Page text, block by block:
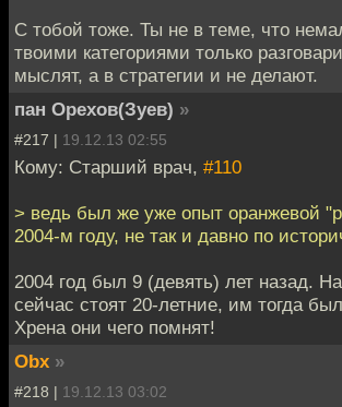
С тобой тоже. Ты не в теме, что
твоими категориями только
мыслят, а в стратегии и не делают.
пан Орехов(Зуев) »
#217 | 19.12.13 02:55
Кому: Старший врач, #110
> ведь был же уже опыт оранжевой
2004-м году, не так и давно по
2004 год был 9 (девять) лет назад.
сейчас стоят 20-летние, им тогда
Хрена они чего помнят!
Obx »
#218 | 19.12.13 03:02